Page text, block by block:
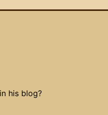
his blog?